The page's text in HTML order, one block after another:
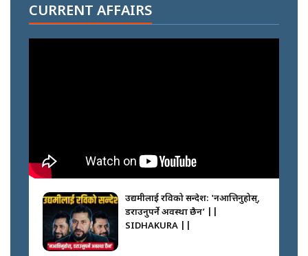
ब्रह्मलुट रोक्न बालेनले ल्याए नयाँ कानुन
|| SIDHAKURA ||
गोली ठोकेर पक्राउ गरिएको कर्मा ग्याङको
अपराध श्रृङ्खला || SIDHAKURA ||
CURRENT AFFAIRS
उद्यमीलाई रविको सन्देश: 'नआत्तिनुहोस्,
डराउनुपर्ने अवस्था छैन’ ||
SIDHAKURA ||